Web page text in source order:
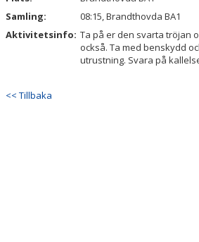
INTRESSEANMÄLAN
Samling:
08:15, Brandthovda BA1
Aktivitetsinfo: Ta på er den svarta tröjan
också. Ta med benskydd
utrustning. Svara på
<< Tillbaka